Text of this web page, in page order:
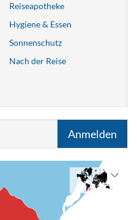
Reiseapotheke
Hygiene & Essen
Sonnenschutz
Nach der Reise
Anmelden